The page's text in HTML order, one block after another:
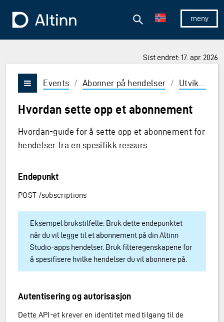
Vis/skjul
Søk
Sist endret: 17. apr. 2026
Vis/skjul meny
Events / Abonner på hendelser / Utviklerguider
Hvordan sette opp et abonnement
Hvordan-guide for å sette opp et abonnement for
hendelser fra en spesifikk ressurs
Endepunkt
POST /subscriptions
Eksempel brukstilfelle: Bruk dette endepunktet
når du vil legge til et abonnement på din Altinn
Studio-apps hendelser. Bruk filteregenskapene for
å spesifisere hvilke hendelser du vil abonnere på.
Autentisering og autorisasjon
Dette API-et krever en identitet med tilgang til de